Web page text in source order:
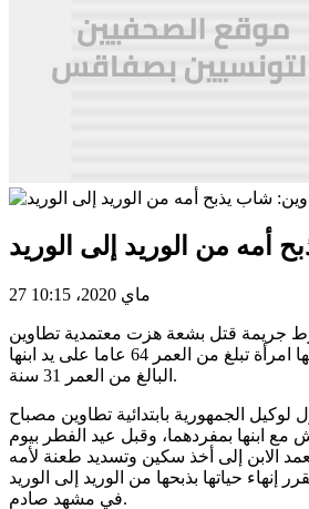
أمه من الوريد إلى الوريد
27 ماي 2020، 10:15
جريمة قتل بشعة هزت معتمدية تطاوين
الجنوبية راحت ضحيتها امرأة تبلغ من العمر 64 عاما على يد ابنها
البالغ من العمر 31 سنة.
لوكيل الجمهورية بابتدائية تطاوين مصباح
مع ابنها بمفردهما، وقبل عيد الفطر بيوم
الابن إلى أخذ سكين وتسديد طعنة لأمه
إنهاء حياتها بذبحها من الوريد إلى الوريد
في مشهد صادم.